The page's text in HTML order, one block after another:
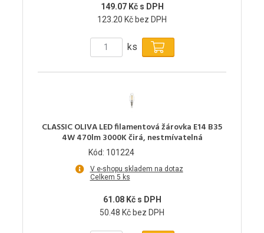
149.07 Kč s DPH
123.20 Kč bez DPH
ks
CLASSIC OLIVA LED filamentová žárovka E14 B35
4W 470lm 3000K čirá, nestmívatelná
Kód: 101224
V e-shopu skladem na dotaz
Celkem 5 ks
61.08 Kč s DPH
50.48 Kč bez DPH